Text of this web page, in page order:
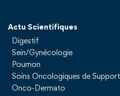
Actu Scientifiques
Digestif
Sein/Gynécologie
Poumon
Soins Oncologiques de Support
Onco-Dermato